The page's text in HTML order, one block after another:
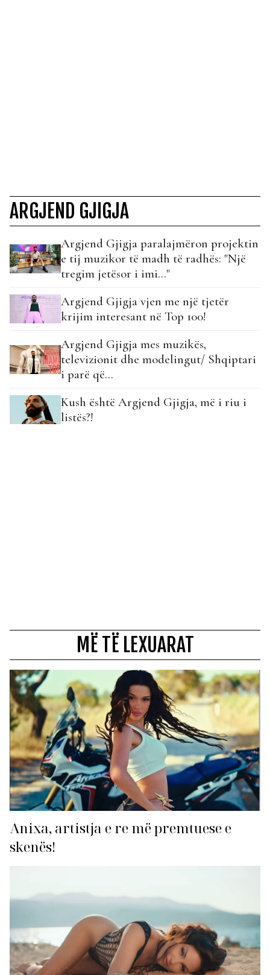
ARGJEND GJIGJA
Argjend Gjigja paralajmëron projektin
e tij muzikor të madh të radhës: "Një
tregim jetësor i imi…"
Argjend Gjigja vjen me një tjetër
krijim interesant në Top 100!
Argjend Gjigja mes muzikës,
televizionit dhe modelingut/ Shqiptari
i parë që…
Kush është Argjend Gjigja, më i riu i
listës?!
MË TË LEXUARAT
Anixa, artistja e re më premtuese e
skenës!